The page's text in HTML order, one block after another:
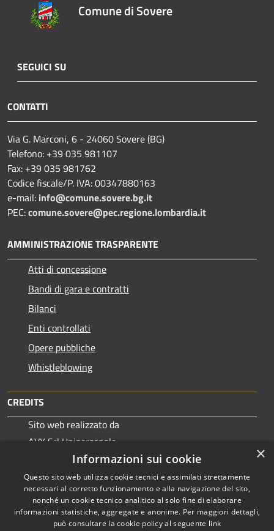
Comune di Sovere
SEGUICI SU
CONTATTI
Via G. Marconi, 6 - 24060 Sovere (BG)
Telefono: +39 035 981107
Fax: +39 035 981762
Codice fiscale/P. IVA: 00347880163
e-mail: info@comune.sovere.bg.it
PEC:comune.sovere@pec.regione.lombardia.it
AMMINISTRAZIONE TRASPARENTE
Atti di concessione
Bandi di gara e contratti
Bilanci
Enti controllati
Opere pubbliche
Whistleblowing
CREDITS
Sito web realizzato da
AVX Srl Unipersonale
RSS
Copyright © 2026 • Comune di
×
Informazioni sui cookie
Questo sito web utilizza cookie tecnici e assimilati strettamente
necessari al corretto funzionamento e alla navigazione del sito,
nonché un cookie tecnico analitico al solo fine di elaborare
informazioni statistiche, aggregate e anonime. Per maggiori dettagli,
può consultare la cookie policy al seguente link